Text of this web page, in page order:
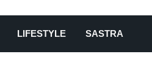
LIFESTYLE SASTRA